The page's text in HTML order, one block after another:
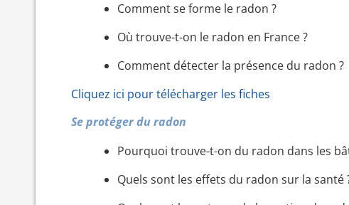
Comment se forme le radon ?
Où trouve-t-on le radon en France ?
Comment détecter la présence du radon ?
Cliquez ici pour télécharger les fiches
Se protéger du radon
Pourquoi trouve-t-on du radon dans les
Quels sont les effets du radon sur la santé